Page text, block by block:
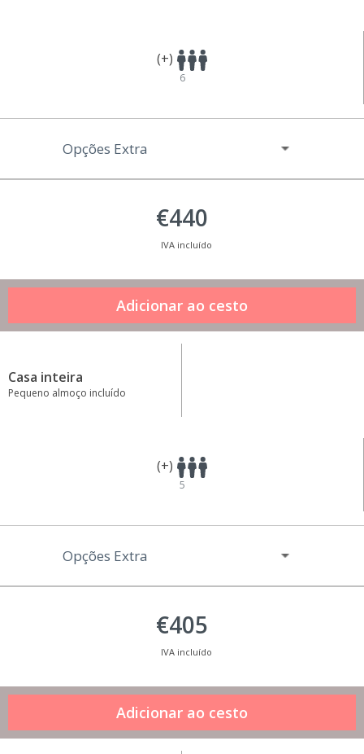
(+)
6
Opções Extra
€440
IVA incluído
Casa inteira
Pequeno almoço incluído
(+)
5
Opções Extra
€405
IVA incluído